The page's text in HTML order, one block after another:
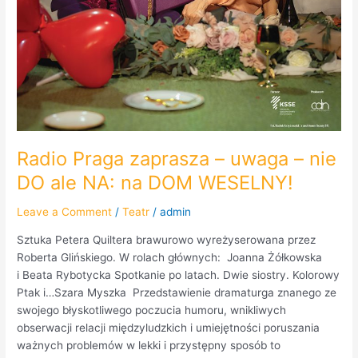
Radio Praga zaprasza – uwaga – nie
DO ale NA: na DOM WESELNY!
Leave a Comment /Teatr /admin
Sztuka Petera Quiltera brawurowo wyreżyserowana przez
Roberta Glińskiego. W rolach głównych: Joanna Żółkowska
i Beata Rybotycka Spotkanie po latach. Dwie siostry. Kolorowy
Ptak i…Szara Myszka Przedstawienie dramaturga znanego ze
swojego błyskotliwego poczucia humoru, wnikliwych
obserwacji relacji międzyludzkich i umiejętności poruszania
ważnych problemów w lekki i przystępny sposób to